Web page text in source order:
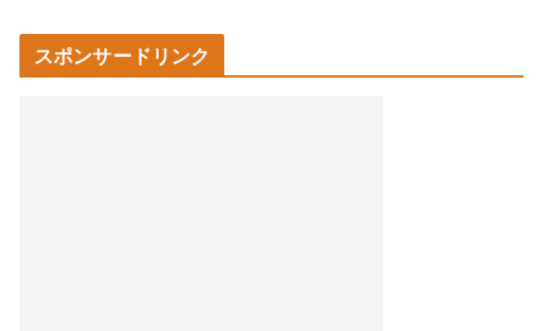
スポンサードリンク